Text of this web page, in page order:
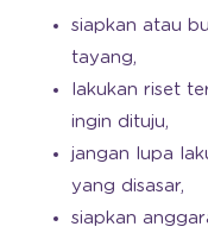
siapkan atau
tayang,
lakukan riset
ingin dituju,
jangan lupa
yang disasar,
siapkan